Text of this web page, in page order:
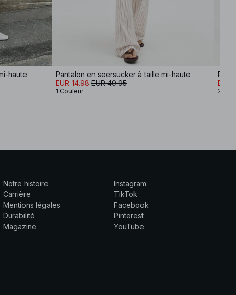
haute
Pantalon en seersucker à taille mi-haute
EUR 14.98 EUR 49.95
1 Couleur
EUR
2
Notre histoire
Carrière
Mentions légales
Durabilité
Magazine
Instagram
TikTok
Facebook
Pinterest
YouTube